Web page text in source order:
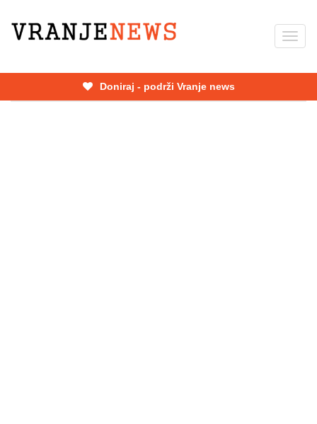
Skip
Doniraj - podrži Vranje news